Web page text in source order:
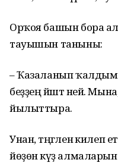
Орҡоя башын бора
тауышын таныны:
– Ҡазаланып ҡалдым
беҙҙең йәштә ней.
йылыттыра.
Унан, тәңгәленә килеп
йөҙөнә күҙ алмаларын